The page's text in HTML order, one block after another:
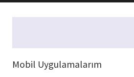
Mobil Uygulamalarım